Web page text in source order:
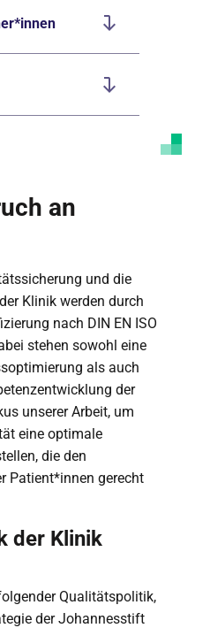
an
und die
Klinik werden durch
nach DIN EN ISO
stehen sowohl eine
als auch
der
unserer Arbeit, um
eine optimale
die den
Patient*innen gerecht
der Klinik
Qualitätspolitik,
der Johannesstift